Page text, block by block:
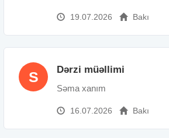
19.07.2026 Bakı
S Dərzi müəllimi
Səma xanım
16.07.2026 Bakı